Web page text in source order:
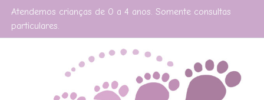
Atendemos crianças de 0 a 4 anos. Somente consultas
particulares.